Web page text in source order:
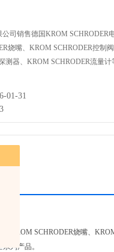
司销售德国KROM SCHRODER
烧嘴、KROM SCHRODER控制
测器、KROM SCHRODER流量计
01-31
、KROM SCHRODER烧嘴、
列产品。